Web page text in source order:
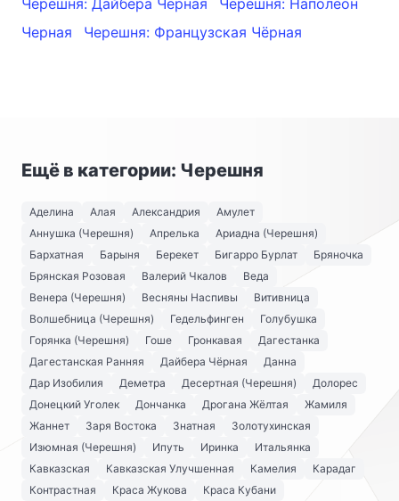
Черешня: Дайбера Чёрная
Черешня: Наполеон
Черная
Черешня: Французская Чёрная
Ещё в категории: Черешня
Аделина Алая Александрия
Амулет
Аннушка (Черешня)
Апрелька
Ариадна (Черешня)
Бархатная
Барыня Берекет Бигарро Бурлат
Бряночка
Брянская Розовая
Валерий Чкалов
Веда
Венера (Черешня)
Весняны Наспивы
Витивница
Волшебница (Черешня)
Гедельфинген
Голубушка
Горянка (Черешня)
Гоше Гронкавая
Дагестанка
Дагестанская Ранняя
Дайбера Чёрная
Данна
Дар Изобилия
Деметра Десертная (Черешня)
Долорес
Донецкий Уголек
Дончанка Дрогана Жёлтая
Жамиля
Жаннет
Заря Востока Знатная
Золотухинская
Изюмная (Черешня)
Ипуть Иринка
Итальянка
Кавказская
Кавказская Улучшенная Камелия
Карадаг
Контрастная
Краса Жукова
Краса Кубани